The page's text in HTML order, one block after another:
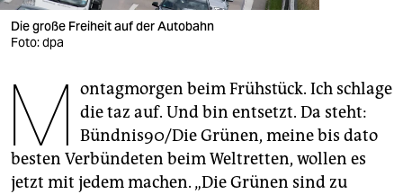
fragen & hilfe
abo
genossenschaft
epaper login
Die große Freiheit auf der Autobahn
Foto: dpa
M ontagmorgen beim Frühstück. Ich schlage
die taz auf. Und bin entsetzt. Da steht:
Bündnis90/Die Grünen, meine bis dato
besten Verbündeten beim Weltretten, wollen es
jetzt mit jedem machen. „Die Grünen sind zu